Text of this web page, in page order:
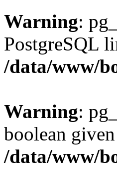
Warning:
PostgreSQL
/data/www/
Warning:
boolean
/data/www/